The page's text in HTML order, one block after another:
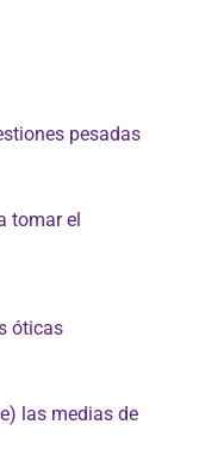
pesadas
tomar el
óticas
las medias de